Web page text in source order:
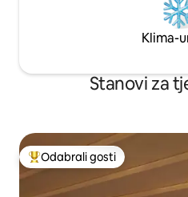
Klima-
Stanovi za
Među najviše rangiranima s
Odabrali gosti